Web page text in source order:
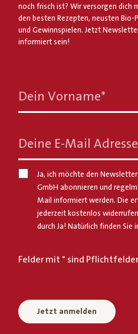
noch frisch ist? Wir versorgen dich
den besten Rezepten, neusten Bio-
und Gewinnspielen. Jetzt
informiert sein!
Dein Vorname*
Deine E-Mail Adresse
Ja, ich möchte den
GmbH abonnieren und
Mail informiert werden. Die
jederzeit kostenlos
durch Ja! Natürlich finden Sie
Felder mit * sind
Jetzt anmelden